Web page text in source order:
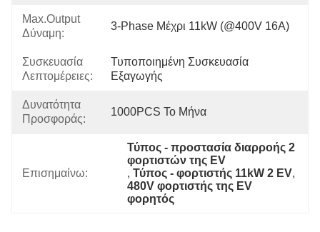
Max.output
Δύναμη:
3-Phase Μέχρι 11kW (@400V 16A)
Συσκευασία
Λεπτομέρειες:
Τυποποιημένη Συσκευασία
Εξαγωγής
Δυνατότητα
Προσφοράς:
1000PCS Το Μήνα
Επισημαίνω:
Τύπος - προστασία διαρροής 2
φορτιστών της EV
, Τύπος - φορτιστής 11kW 2 EV
480V φορτιστής της EV
φορητός